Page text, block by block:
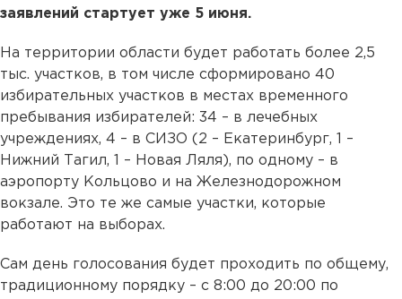
заявлений стартует уже 5 июня.
На территории области будет работать более 2,5
тыс. участков, в том числе сформировано 40
избирательных участков в местах временного
пребывания избирателей: 34 – в лечебных
учреждениях, 4 – в СИЗО (2 – Екатеринбург, 1 –
Нижний Тагил, 1 – Новая Ляля), по одному – в
аэропорту Кольцово и на Железнодорожном
вокзале. Это те же самые участки, которые
работают на выборах.
Сам день голосования будет проходить по общему,
традиционному порядку – с 8:00 до 20:00 по